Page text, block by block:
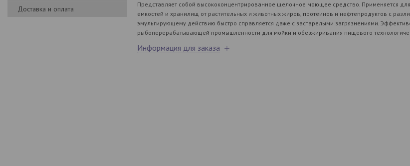
Доставка и оплата
Представляет собой высококонцентрированное щелочное моющее средство. Применяется
емкостей и хранилищ от растительных и животных жиров, протеинов и нефтепродуктов с
эмульгирующему действию быстро справляется даже с застарелыми загрязнениями.
рыбоперерабатывающей промышленности для мойки и обезжиривания пищевого
Информация для заказа